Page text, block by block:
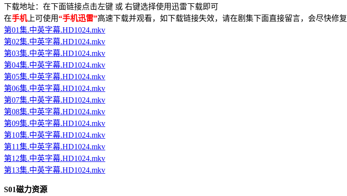
下载地址：在下面链接点击左键 或 右键选择使用迅雷下载即可
在手机上可使用“手机迅雷”高速下载并观看， 如下载链接失效，请在剧集下面直接留言，会尽快修复
第01集.中英字幕.HD1024.mkv
第02集.中英字幕.HD1024.mkv
第03集.中英字幕.HD1024.mkv
第04集.中英字幕.HD1024.mkv
第05集.中英字幕.HD1024.mkv
第06集.中英字幕.HD1024.mkv
第07集.中英字幕.HD1024.mkv
第08集.中英字幕.HD1024.mkv
第09集.中英字幕.HD1024.mkv
第10集.中英字幕.HD1024.mkv
第11集.中英字幕.HD1024.mkv
第12集.中英字幕.HD1024.mkv
第13集.中英字幕.HD1024.mkv
S01磁力资源